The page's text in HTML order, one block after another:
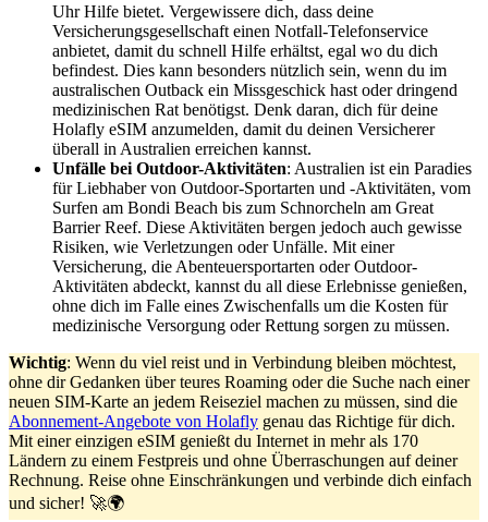
Uhr Hilfe bietet. Vergewissere dich, dass deine
Versicherungsgesellschaft einen Notfall-Telefonservice
anbietet, damit du schnell Hilfe erhältst, egal wo du dich
befindest. Dies kann besonders nützlich sein, wenn du im
australischen Outback ein Missgeschick hast oder dringend
medizinischen Rat benötigst. Denk daran, dich für deine
Holafly eSIM anzumelden, damit du deinen Versicherer
überall in Australien erreichen kannst.
Unfälle bei Outdoor-Aktivitäten: Australien ist ein Paradies
für Liebhaber von Outdoor-Sportarten und -Aktivitäten, vom
Surfen am Bondi Beach bis zum Schnorcheln am Great
Barrier Reef. Diese Aktivitäten bergen jedoch auch gewisse
Risiken, wie Verletzungen oder Unfälle. Mit einer
Versicherung, die Abenteuersportarten oder Outdoor-
Aktivitäten abdeckt, kannst du all diese Erlebnisse genießen,
ohne dich im Falle eines Zwischenfalls um die Kosten für
medizinische Versorgung oder Rettung sorgen zu müssen.
Wichtig: Wenn du viel reist und in Verbindung bleiben möchtest,
ohne dir Gedanken über teures Roaming oder die Suche nach einer
neuen SIM-Karte an jedem Reiseziel machen zu müssen, sind die
Abonnement-Angebote von Holafly genau das Richtige für dich.
Mit einer einzigen eSIM genießt du Internet in mehr als 170
Ländern zu einem Festpreis und ohne Überraschungen auf deiner
Rechnung. Reise ohne Einschränkungen und verbinde dich einfach
und sicher! 🚀🌍